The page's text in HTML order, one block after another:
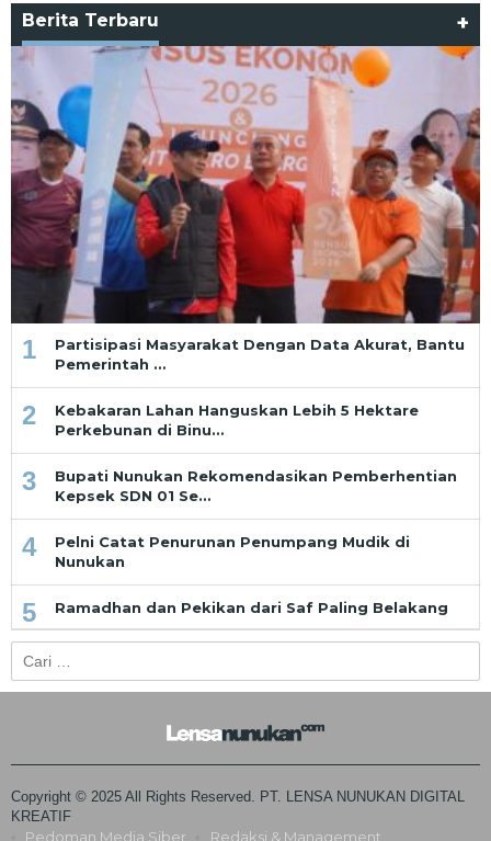
Berita Terbaru +
1
Partisipasi Masyarakat Dengan Data Akurat, Bantu
Pemerintah …
2
Kebakaran Lahan Hanguskan Lebih 5 Hektare
Perkebunan di Binu…
3
Bupati Nunukan Rekomendasikan Pemberhentian
Kepsek SDN 01 Se…
4
Pelni Catat Penurunan Penumpang Mudik di
Nunukan
5 Ramadhan dan Pekikan dari Saf Paling Belakang
untuk:
Copyright © 2025 All Rights Reserved. PT. LENSA NUNUKAN DIGITAL
KREATIF
Pedoman Media Siber Redaksi & Management